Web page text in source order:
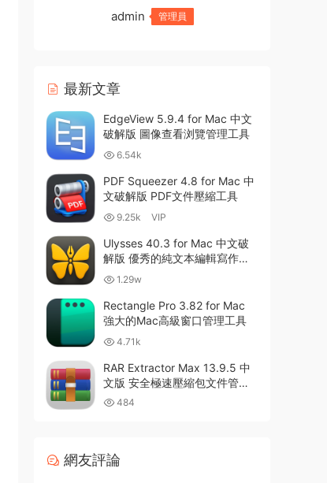
admin 管理員
最新文章
EdgeView 5.9.4 for Mac 中文
破解版 圖像查看浏覽管理工具
6.54k
PDF Squeezer 4.8 for Mac 中
文破解版 PDF文件壓縮工具
9.25k VIP
Ulysses 40.3 for Mac 中文破
解版 優秀的純文本編輯寫作軟
件 1.29w
Rectangle Pro 3.82 for Mac
強大的Mac高級窗口管理工具
4.71k
RAR Extractor Max 13.9.5 中
文版 安全極速壓縮包文件管理
器 484
網友評論